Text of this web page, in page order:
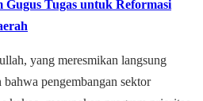
Gugus Tugas untuk Reformasi
yang meresmikan langsung
bahwa pengembangan sektor